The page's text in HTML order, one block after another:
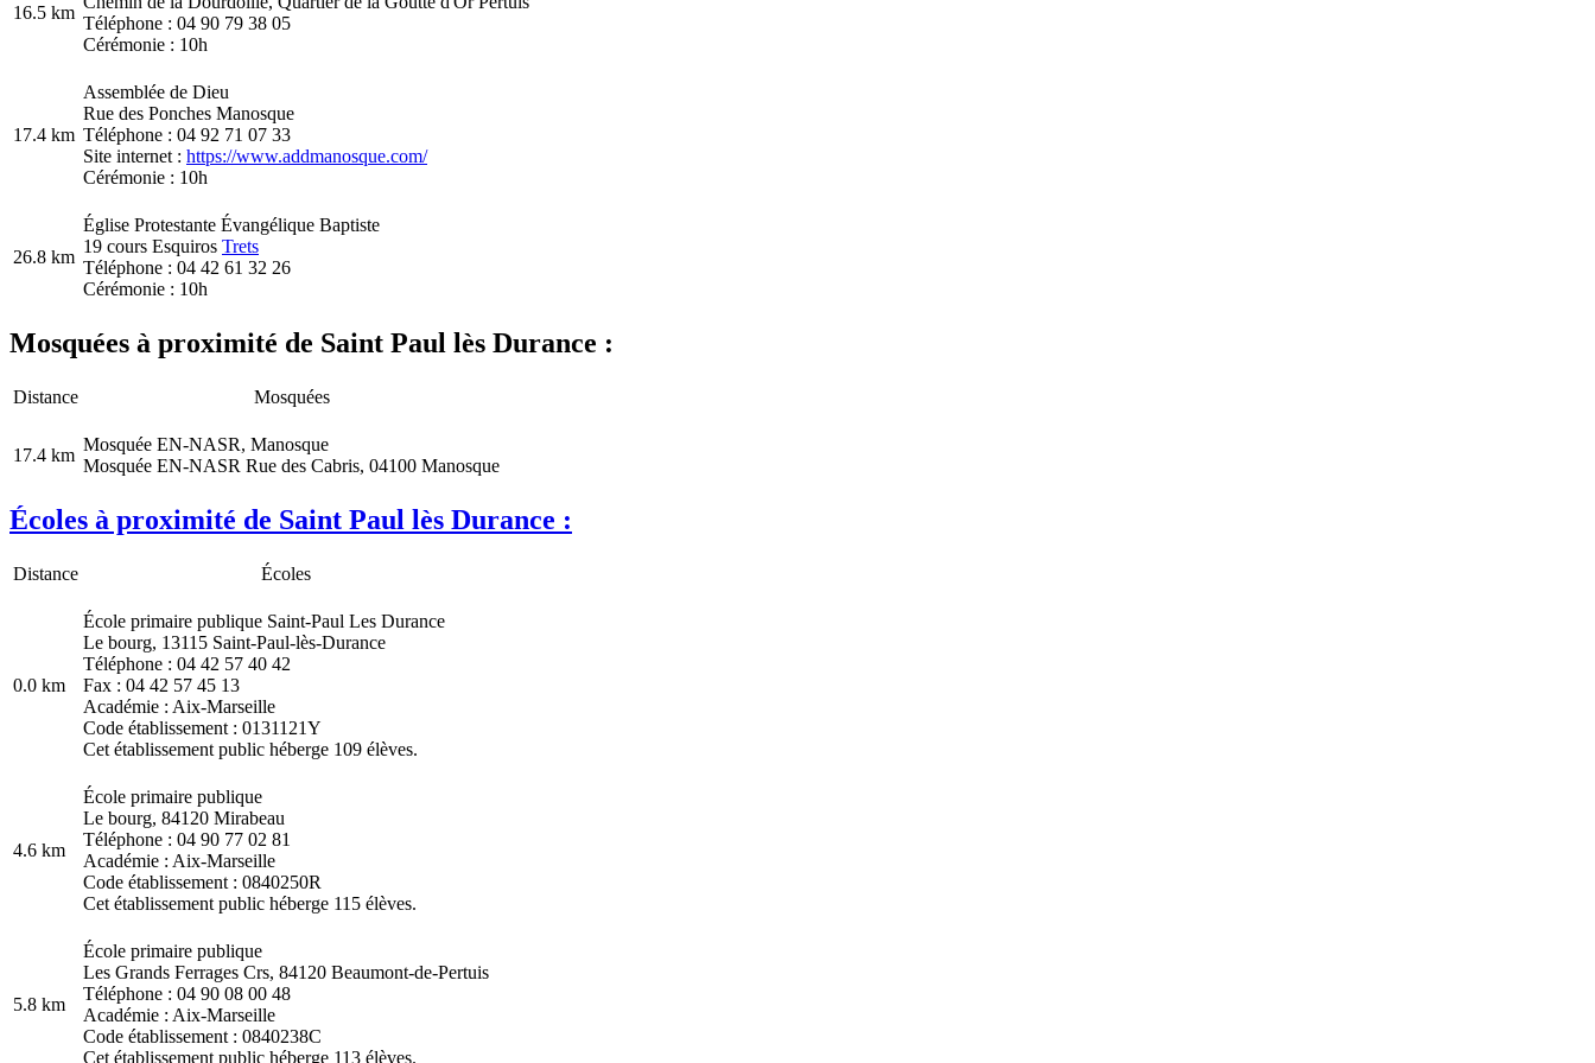
16.5 km
Téléphone : 04 90 79 38 05
Cérémonie : 10h
17.4 km
Assemblée de Dieu
Rue des Ponches Manosque
Téléphone : 04 92 71 07 33
Site internet : https://www.addmanosque.com/
Cérémonie : 10h
26.8 km
Église Protestante Évangélique Baptiste
19 cours Esquiros Trets
Téléphone : 04 42 61 32 26
Cérémonie : 10h
Mosquées à proximité de Saint Paul lès Durance :
Distance Mosquées
17.4 km
Mosquée EN-NASR, Manosque
Mosquée EN-NASR Rue des Cabris, 04100 Manosque
Écoles à proximité de Saint Paul lès Durance :
Distance Écoles
0.0 km
École primaire publique Saint-Paul Les Durance
Le bourg, 13115 Saint-Paul-lès-Durance
Téléphone : 04 42 57 40 42
Fax : 04 42 57 45 13
Académie : Aix-Marseille
Code établissement : 0131121Y
Cet établissement public héberge 109 élèves.
4.6 km
École primaire publique
Le bourg, 84120 Mirabeau
Téléphone : 04 90 77 02 81
Académie : Aix-Marseille
Code établissement : 0840250R
Cet établissement public héberge 115 élèves.
5.8 km
École primaire publique
Les Grands Ferrages Crs, 84120 Beaumont-de-Pertuis
Téléphone : 04 90 08 00 48
Académie : Aix-Marseille
Code établissement : 0840238C
Cet établissement public héberge 113 élèves.